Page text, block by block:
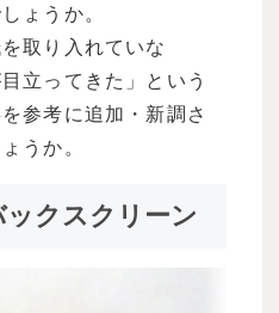
ょうか。
取り入れていな
立ってきた」という
参考に追加・新調さ
うか。
クスクリーン